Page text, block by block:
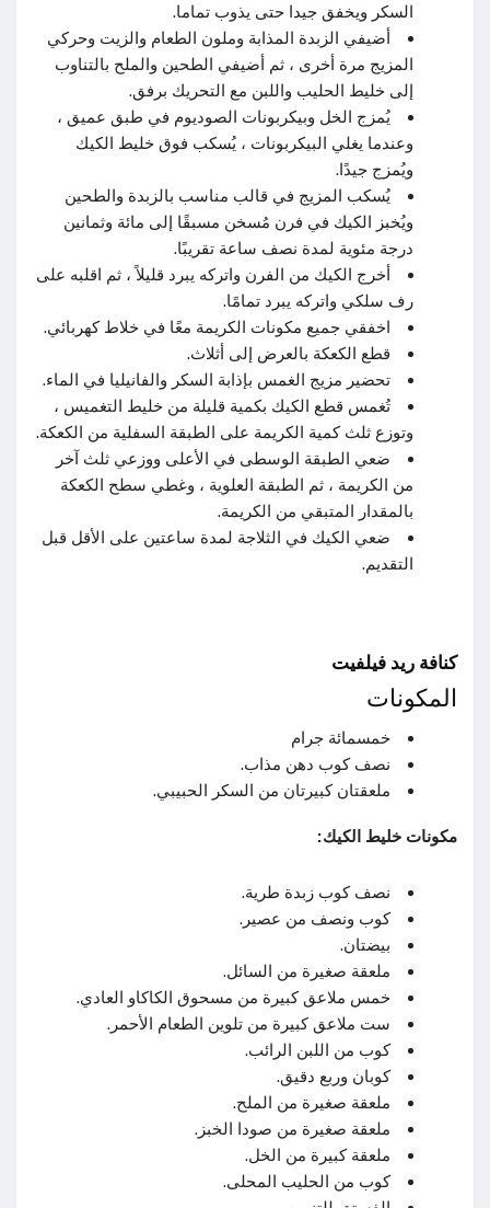
السكر ويخفق جيدا حتى يذوب تماما.
أضيفي الزبدة المذابة وملون الطعام والزيت وحركي
المزيج مرة أخرى ، ثم أضيفي الطحين والملح بالتناوب
إلى خليط الحليب واللبن مع التحريك برفق.
يُمزج الخل وبيكربونات الصوديوم في طبق عميق ،
وعندما يغلي البيكربونات ، يُسكب فوق خليط الكيك
ويُمزج جيدًا.
يُسكب المزيج في قالب مناسب بالزبدة والطحين
ويُخبز الكيك في فرن مُسخن مسبقًا إلى مائة وثمانين
درجة مئوية لمدة نصف ساعة تقريبًا.
أخرج الكيك من الفرن واتركه يبرد قليلاً ، ثم اقلبه على
رف سلكي واتركه يبرد تمامًا.
اخفقي جميع مكونات الكريمة معًا في خلاط كهربائي.
قطع الكعكة بالعرض إلى أثلاث.
تحضير مزيج الغمس بإذابة السكر والفانيليا في الماء.
تُغمس قطع الكيك بكمية قليلة من خليط التغميس ،
وتوزع ثلث كمية الكريمة على الطبقة السفلية من الكعكة.
ضعي الطبقة الوسطى في الأعلى ووزعي ثلث آخر
من الكريمة ، ثم الطبقة العلوية ، وغطي سطح الكعكة
بالمقدار المتبقي من الكريمة.
ضعي الكيك في الثلاجة لمدة ساعتين على الأقل قبل
التقديم.
كنافة ريد فيلفيت
المكونات
خمسمائة جرام
نصف كوب دهن مذاب.
ملعقتان كبيرتان من السكر الحبيبي.
مكونات خليط الكيك:
نصف كوب زبدة طرية.
كوب ونصف من عصير.
بيضتان.
ملعقة صغيرة من السائل.
خمس ملاعق كبيرة من مسحوق الكاكاو العادي.
ست ملاعق كبيرة من تلوين الطعام الأحمر.
كوب من اللبن الرائب.
كوبان وربع دقيق.
ملعقة صغيرة من الملح.
ملعقة صغيرة من صودا الخبز.
ملعقة كبيرة من الخل.
كوب من الحليب المحلى.